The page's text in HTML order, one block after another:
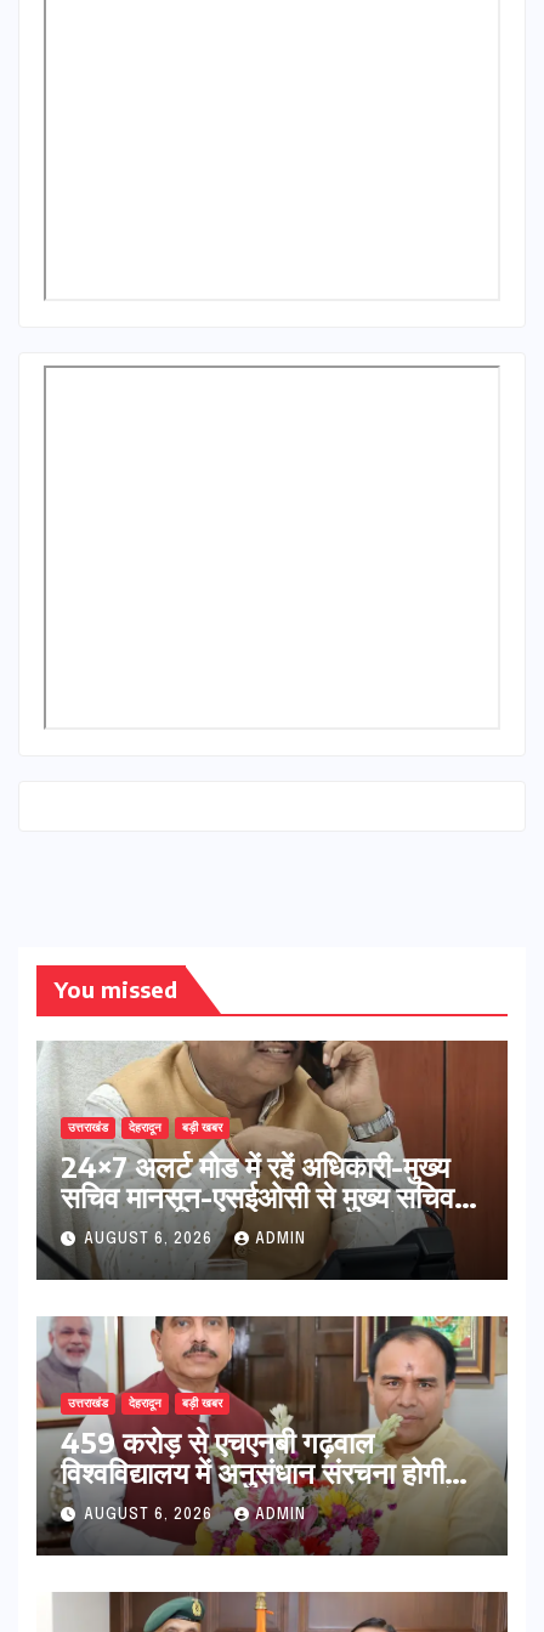
You missed
उत्तराखंड देहरादून बड़ी खबर
24×7 अलर्ट मोड में रहें अधिकारी-मुख्य
सचिव मानसून-एसईओसी से मुख्य सचिव ने
की विस्तृत समीक्षा कहा-बंद सड़कों को
शीघ्र खोला जाए, लोगों को न हो दिक्कत
AUGUST 6, 2026 ADMIN
उत्तराखंड देहरादून बड़ी खबर
459 करोड़ से एचएनबी गढ़वाल
विश्वविद्यालय में अनुसंधान संरचना होगी
सुदृढ,उच्च शिक्षा मंत्री धन सिंह रावत ने
नवनियुक्त केन्द्रीय शिक्षा मंत्री से की
मुलाकात
AUGUST 6, 2026 ADMIN